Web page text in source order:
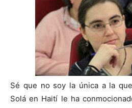
Sé que no soy la única a la
Solá en Haití le ha